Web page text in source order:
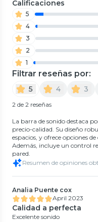
Calificaciones
5
4
3
2
1
Filtrar reseñas por:
5 4 3
2 de 2 reseñas
La barra de sonido destaca
precio-calidad. Su diseño
espacios, y ofrece opciones
Además, incluye un control
pared.
Resumen de opiniones
Analia Puente cox
April 2023
Calidad a perfecta
Excelente sonido